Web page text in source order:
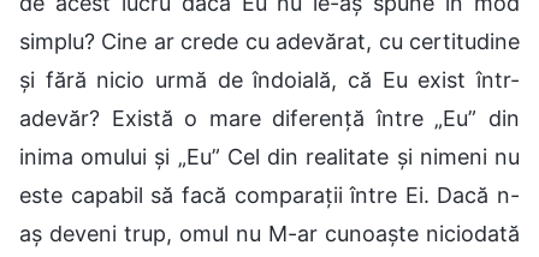
simplu? Cine ar crede cu adevărat, cu certitudine
și fără nicio urmă de îndoială, că Eu exist într-
adevăr? Există o mare diferență între „Eu” din
inima omului și „Eu” Cel din realitate și nimeni nu
este capabil să facă comparații între Ei. Dacă n-
aș deveni trup, omul nu M-ar cunoaște niciodată